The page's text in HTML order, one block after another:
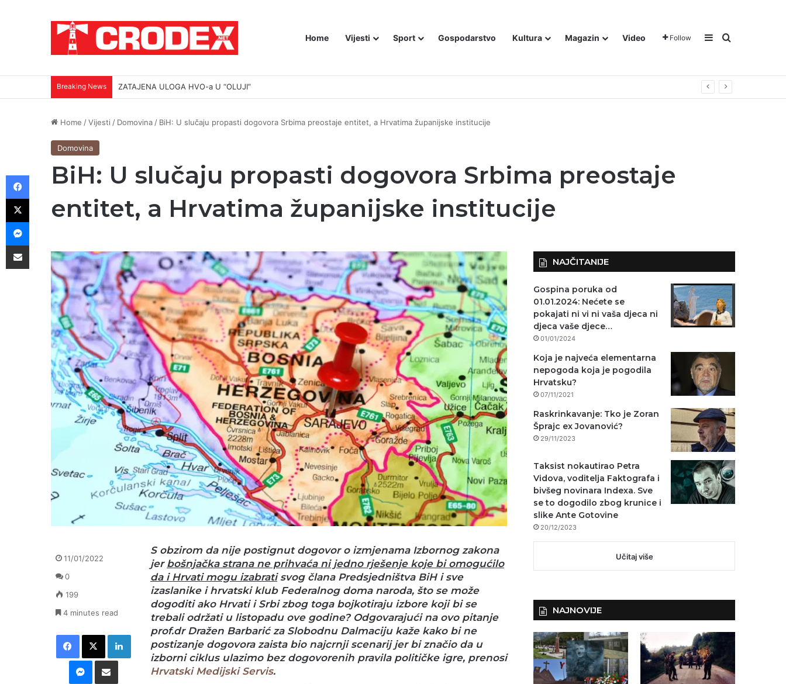
Home Vijesti Sport Gospodarstvo Kultura Magazin Video Follow Sidebar
Traži
Breaking News ZATAJENA ULOGA HVO-a U “OLUJI”
Home /Vijesti / Domovina / BiH: U slučaju propasti dogovora Srbima preostaje entitet, a Hrvatima županijske institucije
Domovina
BiH: U slučaju propasti dogovora Srbima preostaje
entitet, a Hrvatima županijske institucije
S obzirom da nije postignut dogovor o izmjenama Izbornog zakona
jer bošnjačka strana ne prihvaća ni jedno rješenje koje bi omogućilo
da i Hrvati mogu izabratisvog člana Predsjedništva BiH i sve
izaslanike i hrvatski klub Federalnog doma naroda, što se može
dogoditi ako Hrvati i Srbi zbog toga bojkotiraju izbore koji bi se
trebali održati u listopadu ove godine? Odgovarajući na ovo pitanje
prof.dr Dražen Barbarić za Slobodnu Dalmaciju kaže kako bi ne
postizanje dogovora zaista bio najcrnji scenarij jer bi značio da u
izborni ciklus ulazimo bez dogovorenih pravila političke igre, prenosi
Hrvatski Medijski Servis.
11/01/2022
0
199
4 minutes read
Facebook
X LinkedIn
Messenger
Podijeli putem E-maila
NAJČITANIJE
Gospina poruka od
01.01.2024: Nećete se
pokajati ni vi ni vaša djeca ni
djeca vaše djece…
01/01/2024
Koja je najveća elementarna
nepogoda koja je pogodila
Hrvatsku?
07/11/2021
Raskrinkavanje: Tko je Zoran
Šprajc ex Jovanović?
29/11/2023
Taksist nokautirao Petra
Vidova, voditelja Faktografa i
bivšeg novinara Indexa. Sve
se to dogodilo zbog krunice i
slike Ante Gotovine
20/12/2023
Učitaj više
NAJNOVIJE
Facebook
X
Messenger
Podijeli putem E-maila